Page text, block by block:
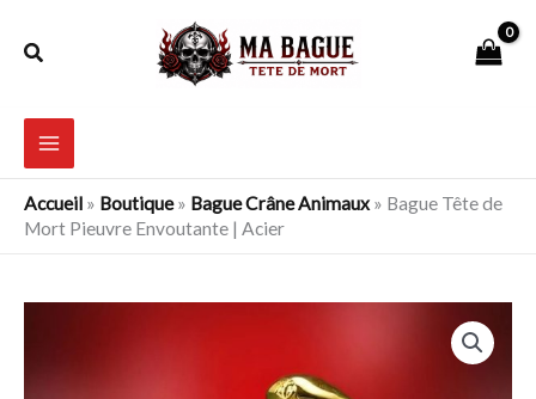
Rechercher
Accueil » Boutique» Bague Crâne Animaux» Bague Tête de
Mort Pieuvre Envoutante | Acier